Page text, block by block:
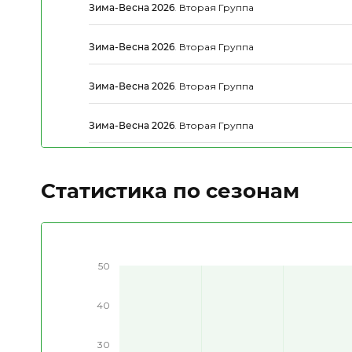
Зима-Весна 2026. Вторая Группа
Зима-Весна 2026. Вторая Группа
Зима-Весна 2026. Вторая Группа
Зима-Весна 2026. Вторая Группа
Статистика по сезонам
30
40
50